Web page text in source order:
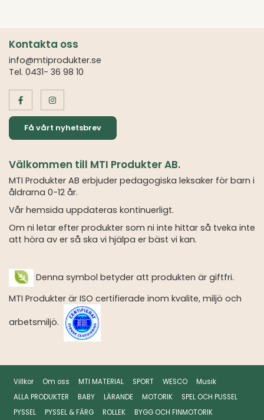
Kontakta oss
info@mtiprodukter.se
Tel. 0431- 36 98 10
Få vårt nyhetsbrev
Välkommen till MTI Produkter AB.
MTI Produkter AB erbjuder pedagogiska leksaker för barn i
åldrarna 0-12 år.
Vår hemsida uppdateras kontinuerligt.
Om ni letar efter produkter som ni inte hittar så tveka inte
att höra av er så ska vi hjälpa er bäst vi kan.
Denna symbol betyder att produkten är giftfri.
MTI Produkter är ISO certifierade inom kvalite, miljö och
arbetsmiljö.
Villkor Om oss MTI MATERIAL SPORT WESCO
Musik
ALLA PRODUKTER
BABY LÄRANDE MOTORIK
SPEL OCH PUSSEL
PYSSEL
PYSSEL & FÄRG ROLLEK BYGG OCH FINMOTORIK